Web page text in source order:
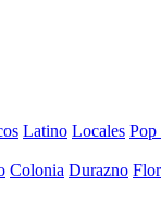
Latino Locales Pop
Colonia Durazno